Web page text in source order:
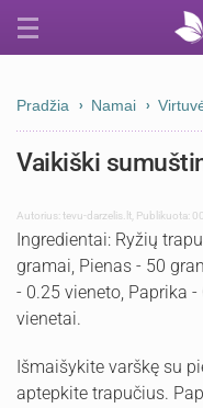
Pradžia Namai
Vaikiški
Autorius:tevu-darzelis.lt Publikuota:
Ingredientai: Ryžių
gramai, Pienas - 50
- 0.25 vieneto, Paprika
vienetai.
Išmaišykite varškę su
aptepkite trapučius.